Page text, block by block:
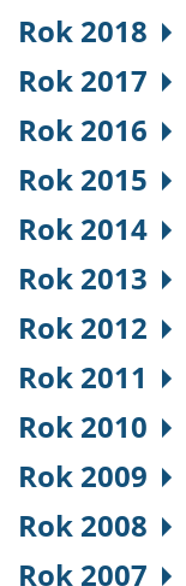
Rok 2018
Rok 2017
Rok 2016
Rok 2015
Rok 2014
Rok 2013
Rok 2012
Rok 2011
Rok 2010
Rok 2009
Rok 2008
Rok 2007